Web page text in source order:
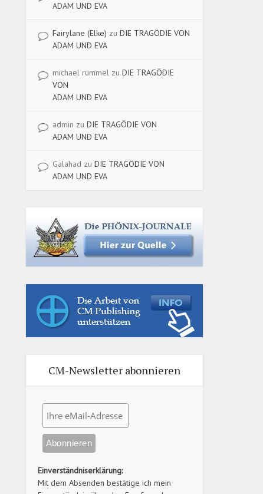
ADAM UND EVA
Fairylane (Elke) zu DIE TRAGÖDIE VON
ADAM UND EVA
michael rummel zu DIE TRAGÖDIE
VON
ADAM UND EVA
admin zu DIE TRAGÖDIE VON
ADAM UND EVA
Galahad zu DIE TRAGÖDIE VON
ADAM UND EVA
CM-Newsletter abonnieren
Einverständniserklärung:
Mit dem Absenden bestätige ich mein